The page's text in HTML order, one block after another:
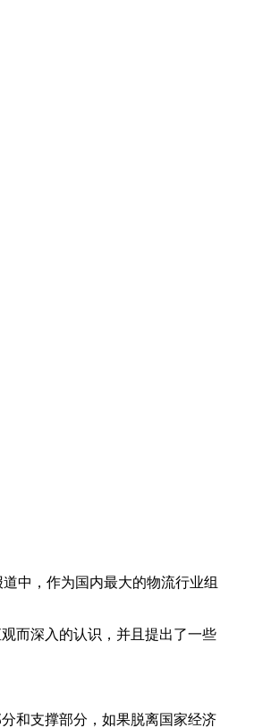
中，作为国内最大的物流行业组
而深入的认识，并且提出了一些
和支撑部分，如果脱离国家经济